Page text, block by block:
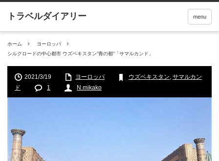
menu
ホーム
ヨーロッパ
シルクロードの中心都市 ウズベキスタン”青の都”「サマルカンド」
2021/3/19 ヨーロッパ ウズベキスタン, サマルカン
ド
1 N.mikako